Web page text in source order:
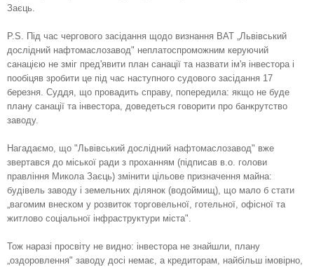
Заєць.
P.S. Під час чергового засідання щодо визнання ВАТ „Львівський
дослідний нафтомаслозавод" неплатоспроможним керуючий
санацією не зміг пред'явити план санації та назвати ім'я інвестора і
пообіцяв зробити це під час наступного судового засідання 17
березня. Суддя, що провадить справу, попередила: якщо не буде
плану санації та інвестора, доведеться говорити про банкрутство
заводу.
Нагадаємо, що "Львівський дослідний нафтомаслозавод" вже
звертався до міської ради з проханням (підписав в.о. голови
правління Микола Заєць) змінити цільове призначення майна:
будівель заводу і земельних ділянок (водоймищ), що мало б стати
„вагомим внеском у розвиток торговельної, готельної, офісної та
житлово соціальної інфраструктури міста".
Тож наразі просвіту не видно: інвестора не знайшли, плану
„оздоровлення" заводу досі немає, а кредиторам, найбільш імовірно,